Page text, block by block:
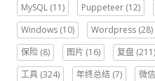
MySQL (11) Puppeteer (12)
Windows (10) Wordpress (28)
保险 (8) 图片 (16) 复盘 (211)
工具 (324) 年终总结 (7) 微信